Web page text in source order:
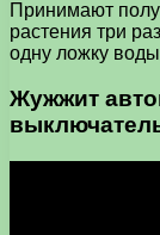
Принимают
растения три
одну ложку
Жужжит